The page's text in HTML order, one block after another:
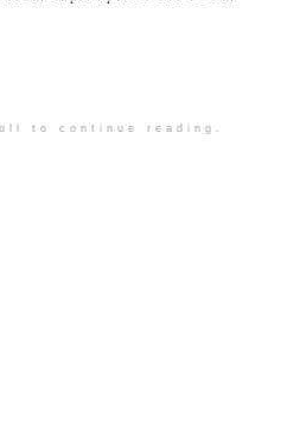
to continue reading.